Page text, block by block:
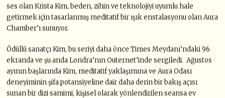
ses olan Krista Kim, beden, zihin ve teknolojiyi uyumlu hale
getirmek için tasarlanmış meditatif bir ışık enstalasyonu olan Aura
Chamber’ı sunuyor.
Ödüllü sanatçı Kim, bu seriyi daha önce Times Meydanı’ndaki 96
ekranda ve şu anda Londra’nın Outernet’inde sergiledi. Ağustos
ayının başlarında Kim, meditatif yaklaşımına ve Aura Odası
deneyiminin şifa potansiyeline dair daha derin bir bakış açısı
sunan bir dizi samimi, kişisel olarak yönlendirilen seansa ev